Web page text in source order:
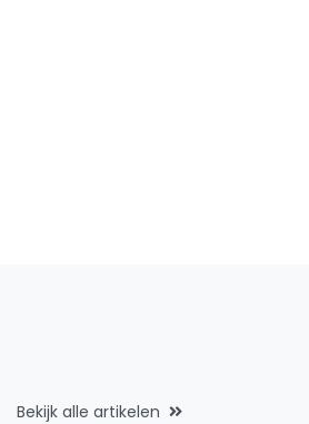
Bekijk alle artikelen